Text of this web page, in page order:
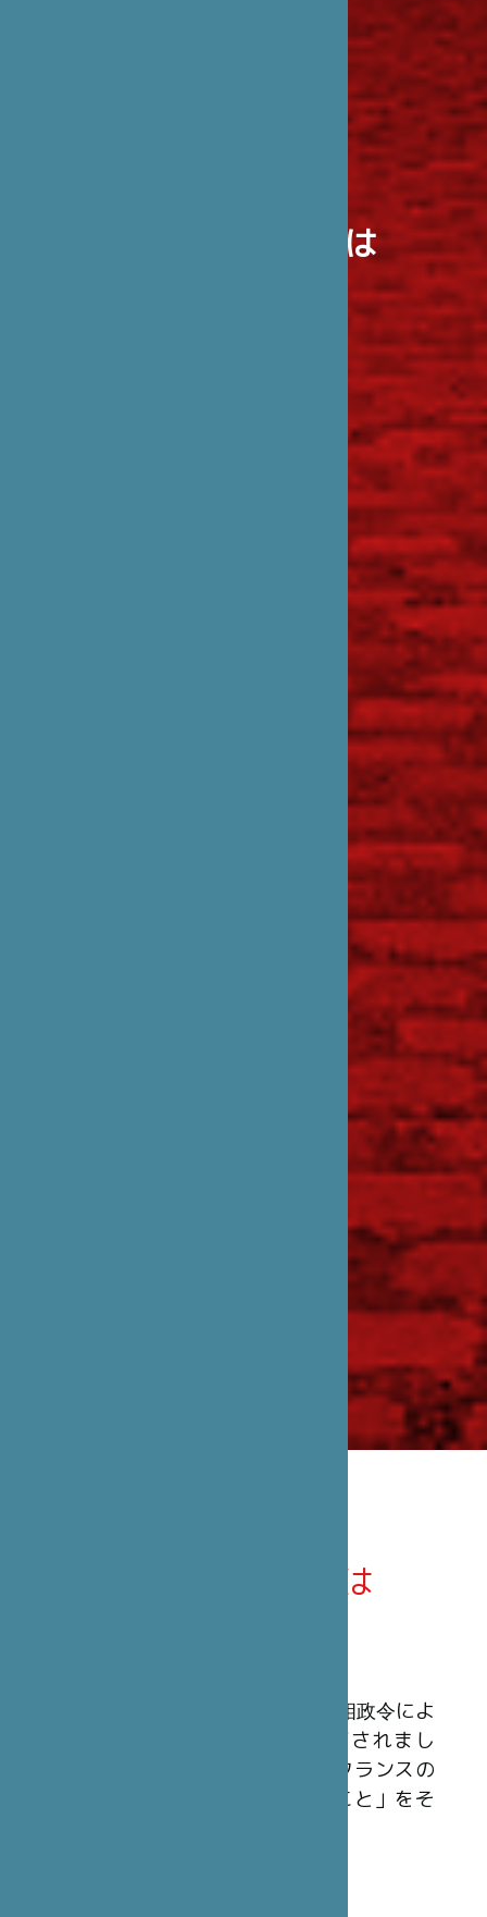
笹川日仏財団とは
笹川日仏財団とは
笹川日仏財団は、1990年3月23日の首相政令によ
ってフランスの公益法人として認可されまし
た。民間非営利の組織で、「日本とフランスの
間の文化及び友好関係を発展させること」をそ